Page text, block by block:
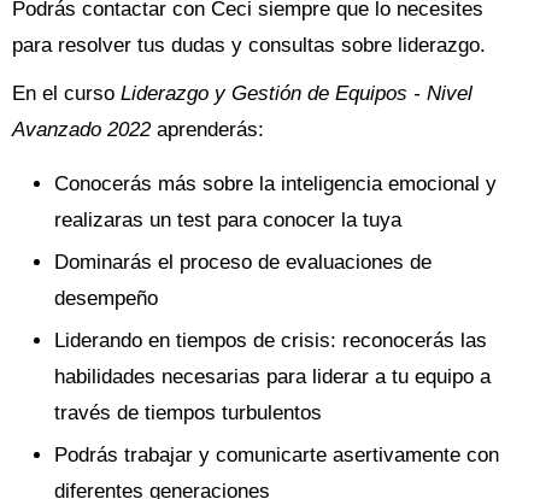
Podrás contactar con Ceci siempre que lo necesites
para resolver tus dudas y consultas sobre liderazgo.
En el curso Liderazgo y Gestión de Equipos - Nivel
Avanzado 2022aprenderás:
Conocerás más sobre la inteligencia emocional y
realizaras un test para conocer la tuya
Dominarás el proceso de evaluaciones de
desempeño
Liderando en tiempos de crisis: reconocerás las
habilidades necesarias para liderar a tu equipo a
través de tiempos turbulentos
Podrás trabajar y comunicarte asertivamente con
diferentes generaciones